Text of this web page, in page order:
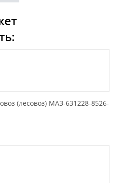
(лесовоз) МАЗ-631228-8526-